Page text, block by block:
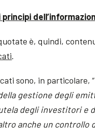
è, quindi,
.
sono, in particolare, “
gestione degli
degli investitori e
anche un controllo